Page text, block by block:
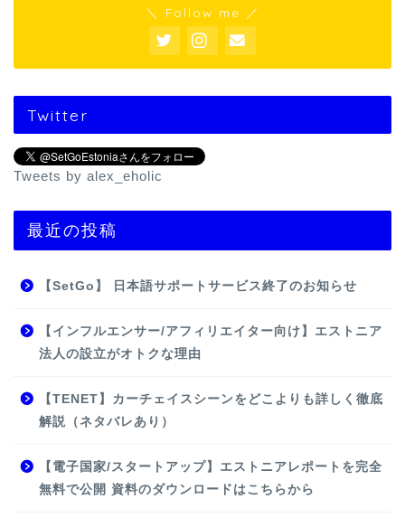
＼ Follow me ／
Twitter
Tweets by alex_eholic
最近の投稿
【SetGo】 日本語サポートサービス終了のお知らせ
【インフルエンサー/アフィリエイター向け】エストニア
法人の設立がオトクな理由
【TENET】カーチェイスシーンをどこよりも詳しく徹底
解説（ネタバレあり）
【電子国家/スタートアップ】エストニアレポートを完全
無料で公開 資料のダウンロードはこちらから